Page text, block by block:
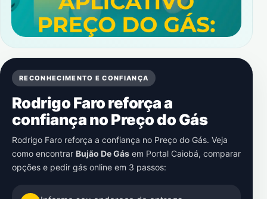
RECONHECIMENTO E CONFIANÇA
Rodrigo Faro reforça a
confiança no Preço do Gás
Rodrigo Faro reforça a confiança no Preço do Gás. Veja
como encontrar Bujão De Gás em Portal Caiobá, comparar
opções e pedir gás online em 3 passos: